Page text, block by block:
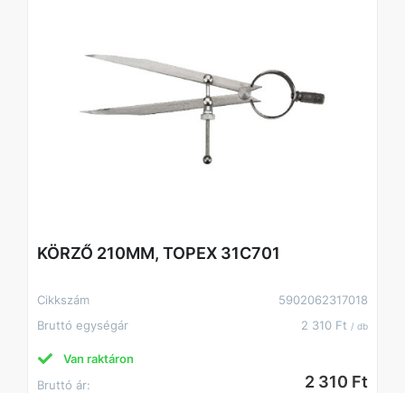
KÖRZŐ 210MM, TOPEX 31C701
Cikkszám
5902062317018
Bruttó egységár
2 310 Ft / db
Van raktáron
Bruttó ár:
2 310 Ft